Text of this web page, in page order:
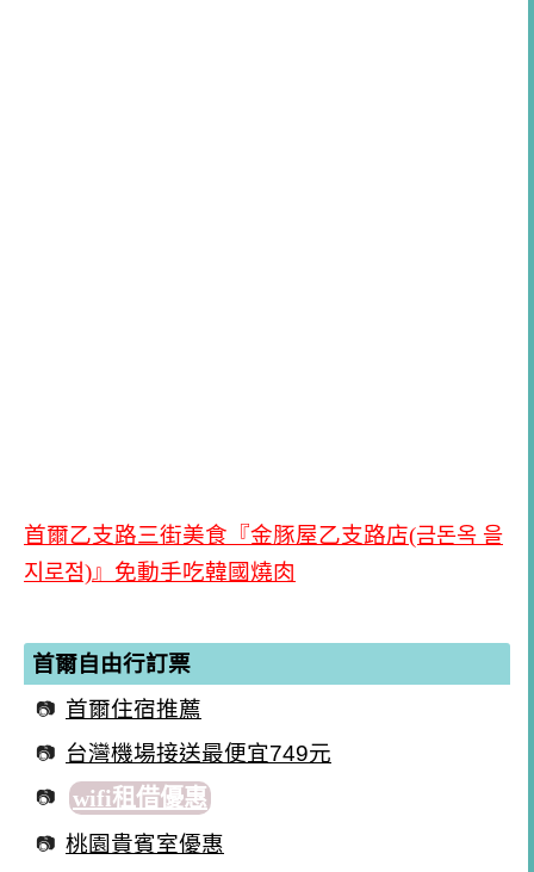
首爾乙支路三街美食『金豚屋乙支路店(금돈옥 을
지로점)』免動手吃韓國燒肉
首爾自由行訂票
首爾住宿推薦
台灣機場接送最便宜749元
wifi租借優惠
桃園貴賓室優惠